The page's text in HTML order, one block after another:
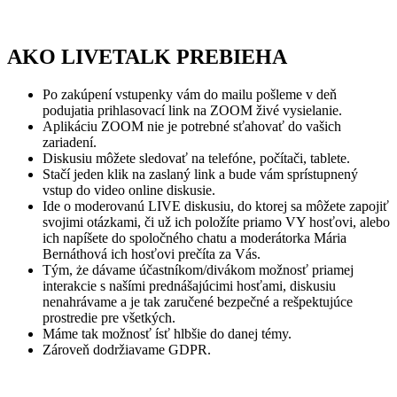
AKO LIVETALK PREBIEHA
Po zakúpení vstupenky vám do mailu pošleme v deň
podujatia prihlasovací link na ZOOM živé vysielanie.
Aplikáciu ZOOM nie je potrebné sťahovať do vašich
zariadení.
Diskusiu môžete sledovať na telefóne, počítači, tablete.
Stačí jeden klik na zaslaný link a bude vám sprístupnený
vstup do video online diskusie.
Ide o moderovanú LIVE diskusiu, do ktorej sa môžete zapojiť
svojimi otázkami, či už ich položíte priamo VY hosťovi, alebo
ich napíšete do spoločného chatu a moderátorka Mária
Bernáthová ich hosťovi prečíta za Vás.
Tým, że dávame účastníkom/divákom možnosť priamej
interakcie s našími prednášajúcimi hosťami, diskusiu
nenahrávame a je tak zaručené bezpečné a rešpektujúce
prostredie pre všetkých.
Máme tak možnosť ísť hlbšie do danej témy.
Zároveň dodržiavame GDPR.